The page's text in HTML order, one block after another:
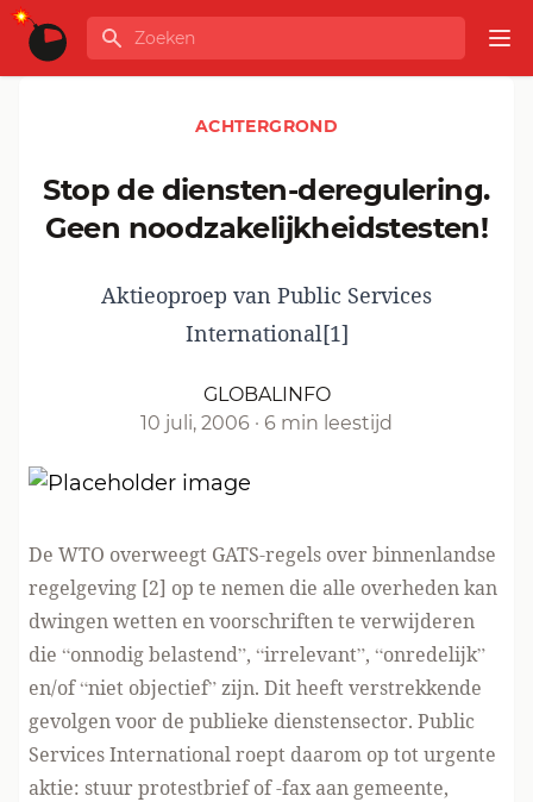
Ga naar de inhoud
GLOBALINFO
Zoeken
ACHTERGROND
Stop de diensten-deregulering.
Geen noodzakelijkheidstesten!
Aktieoproep van Public Services
International[1]
GLOBALINFO
10 juli, 2006 · 6 min leestijd
De WTO overweegt GATS-regels over binnenlandse
regelgeving [2] op te nemen die alle overheden kan
dwingen wetten en voorschriften te verwijderen
die “onnodig belastend”, “irrelevant”, “onredelijk”
en/of “niet objectief” zijn. Dit heeft verstrekkende
gevolgen voor de publieke dienstensector. Public
Services International roept daarom op tot urgente
aktie: stuur protestbrief of -fax aan gemeente,